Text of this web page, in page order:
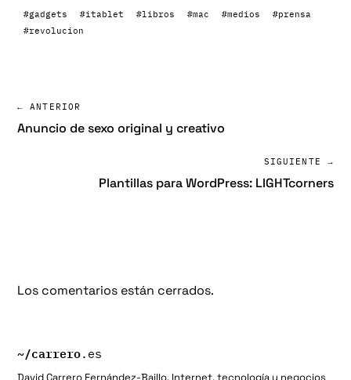
#gadgets #itablet #libros #mac #medios
#prensa
#revolucion
← ANTERIOR
Anuncio de sexo original y creativo
SIGUIENTE →
Plantillas para WordPress: LIGHTcorners
Los comentarios están cerrados.
~/carrero.es